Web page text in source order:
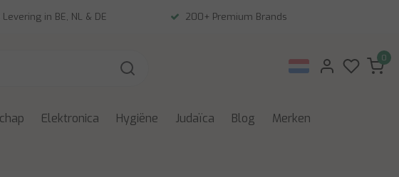
in BE, NL & DE 200+ Premium Brands
0
Elektronica Hygiëne Judaïca Blog Merken